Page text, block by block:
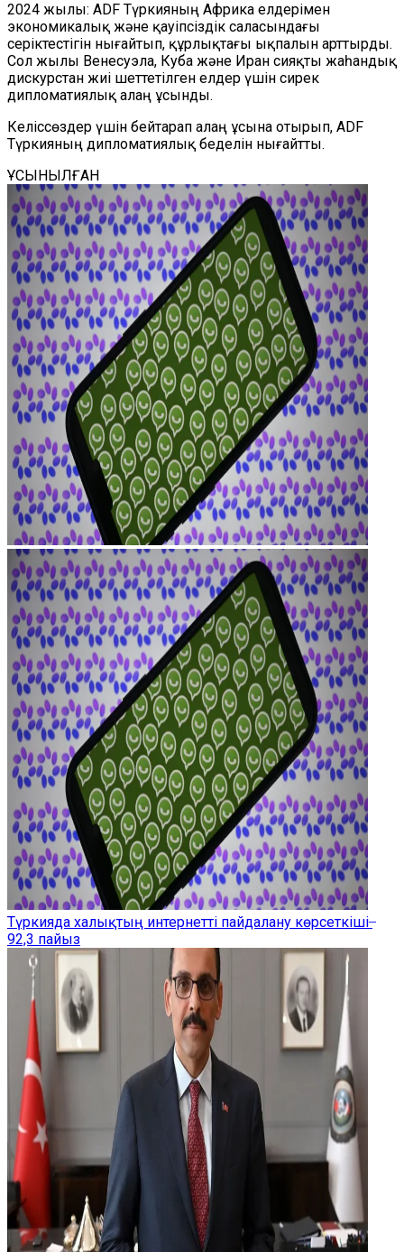
2024 жылы: ADF Түркияның Африка елдерімен
экономикалық және қауіпсіздік саласындағы
серіктестігін нығайтып, құрлықтағы ықпалын арттырды.
Сол жылы Венесуэла, Куба және Иран сияқты жаһандық
дискурстан жиі шеттетілген елдер үшін сирек
дипломатиялық алаң ұсынды.
Келіссөздер үшін бейтарап алаң ұсына отырып, ADF
Түркияның дипломатиялық беделін нығайтты.
ҰСЫНЫЛҒАН
Түркияда халықтың интернетті пайдалану көрсеткіші ̶
92,3 пайыз